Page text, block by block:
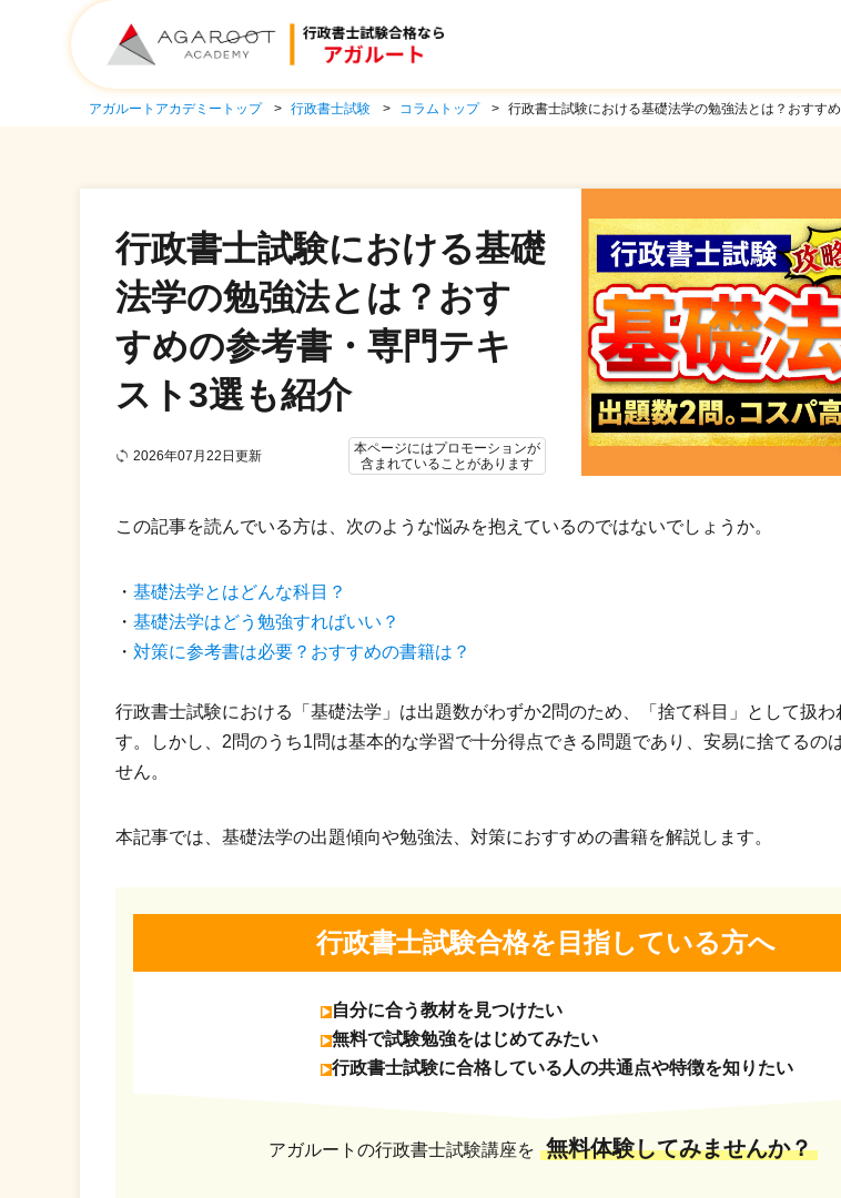
アガルートアカデミートップ 行政書士試験 コラムトップ 行政書士試験における基礎法学の勉強法とは？おすす
行政書士試験における基礎
法学の勉強法とは？おす
すめの参考書・専門テキ
スト3選も紹介
2026年07月22日更新
本ページにはプロモーションが
含まれていることがあります
この記事を読んでいる方は、次のような悩みを抱えているのではないでしょうか。
・ 基礎法学とはどんな科目？
・ 基礎法学はどう勉強すればいい？
・ 対策に参考書は必要？おすすめの書籍は？
行政書士試験における「基礎法学」は出題数がわずか2問のため、「捨て科目」として扱
す。しかし、2問のうち1問は基本的な学習で十分得点できる問題であり、安易に捨てるの
せん。
本記事では、基礎法学の出題傾向や勉強法、対策におすすめの書籍を解説します。
行政書士試験合格を 目指している方へ
自分に合う教材を見つけたい
無料で試験勉強をはじめてみたい
行政書士試験に合格している人の共通点や特徴を知りたい
アガルートの行政書士試験講座を 無料体験してみませんか？